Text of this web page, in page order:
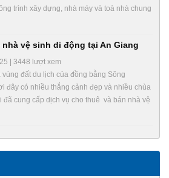
trình xây dựng, nhà máy và toà nhà chung
nhà vệ sinh di động tại An Giang
| 3448 lượt xem
vùng đất du lịch của đồng bằng Sông
đây có nhiều thắng cảnh đẹp và nhiều chùa
đã cung cấp dịch vụ cho thuê và bán nhà vệ